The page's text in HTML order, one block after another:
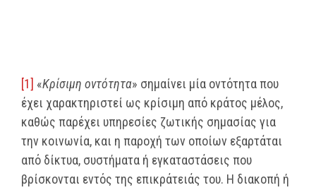
[1] «Κρίσιμη οντότητα» σημαίνει μία οντότητα που
έχει χαρακτηριστεί ως κρίσιμη από κράτος μέλος,
καθώς παρέχει υπηρεσίες ζωτικής σημασίας για
την κοινωνία, και η παροχή των οποίων εξαρτάται
από δίκτυα, συστήματα ή εγκαταστάσεις που
βρίσκονται εντός της επικράτειάς του. Η διακοπή ή